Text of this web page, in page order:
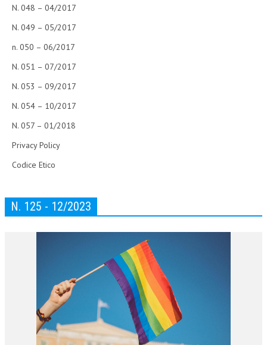
N. 048 – 04/2017
N. 049 – 05/2017
n. 050 – 06/2017
N. 051 – 07/2017
N. 053 – 09/2017
N. 054 – 10/2017
N. 057 – 01/2018
Privacy Policy
Codice Etico
N. 125 - 12/2023